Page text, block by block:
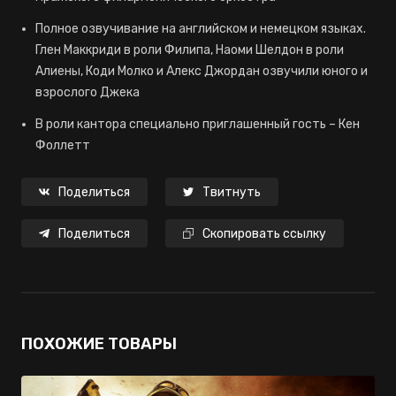
Полное озвучивание на английском и немецком языках.
Глен Маккриди в роли Филипа, Наоми Шелдон в роли
Алиены, Коди Молко и Алекс Джордан озвучили юного и
взрослого Джека
В роли кантора специально приглашенный гость – Кен
Фоллетт
Поделиться Твитнуть
Поделиться Скопировать ссылку
ПОХОЖИЕ ТОВАРЫ